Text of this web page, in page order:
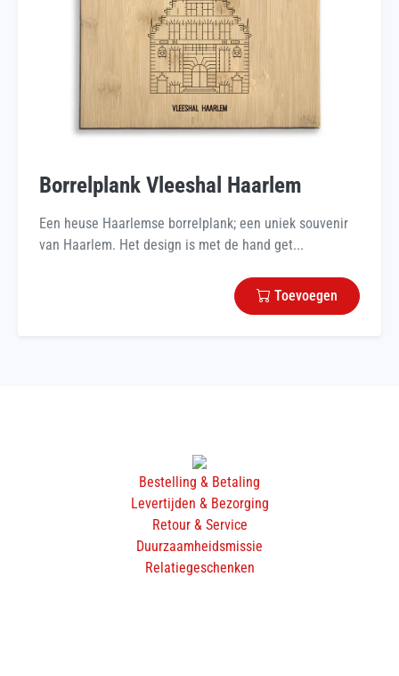
Borrelplank Vleeshal Haarlem
Een heuse Haarlemse borrelplank; een uniek souvenir
van Haarlem. Het design is met de hand get...
Toevoegen
Bestelling & Betaling
Levertijden & Bezorging
Retour & Service
Duurzaamheidsmissie
Relatiegeschenken